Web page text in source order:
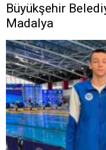
Büyükşehir
Madalya